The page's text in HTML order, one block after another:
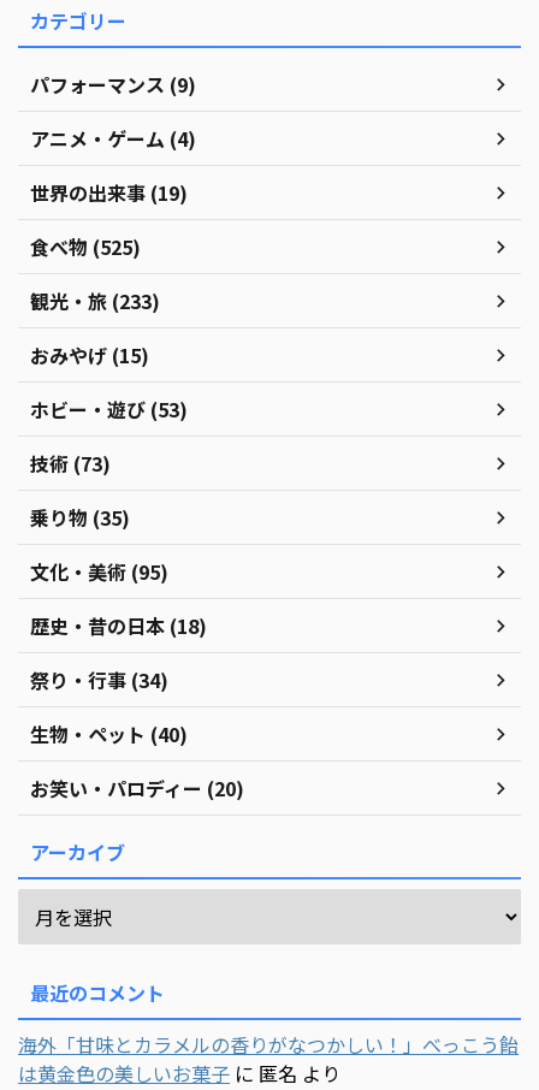
カテゴリー
パフォーマンス (9)
アニメ・ゲーム (4)
世界の出来事 (19)
食べ物 (525)
観光・旅 (233)
おみやげ (15)
ホビー・遊び (53)
技術 (73)
乗り物 (35)
文化・美術 (95)
歴史・昔の日本 (18)
祭り・行事 (34)
生物・ペット (40)
お笑い・パロディー (20)
アーカイブ
最近のコメント
海外「甘味とカラメルの香りがなつかしい！」べっこう飴
は黄金色の美しいお菓子 に 匿名 より